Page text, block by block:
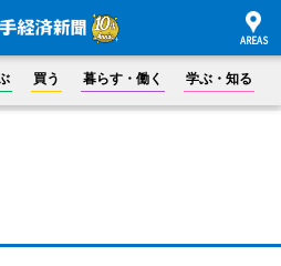
買う 暮らす・働く 学ぶ・知る